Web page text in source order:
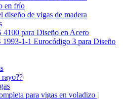
en frío
diseño de vigas de madera
4100 para Diseño en Acero
1993-1-1 Eurocódigo 3 para Diseño
rayo??
para vigas en voladizo |